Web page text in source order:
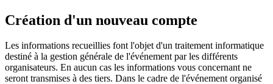
Création d'un nouveau compte
Les informations recueillies font l'objet d'un traitement informatique
destiné à la gestion générale de l'événement par les différents
organisateurs. En aucun cas les informations vous concernant ne
seront transmises à des tiers. Dans le cadre de l'événement organisé